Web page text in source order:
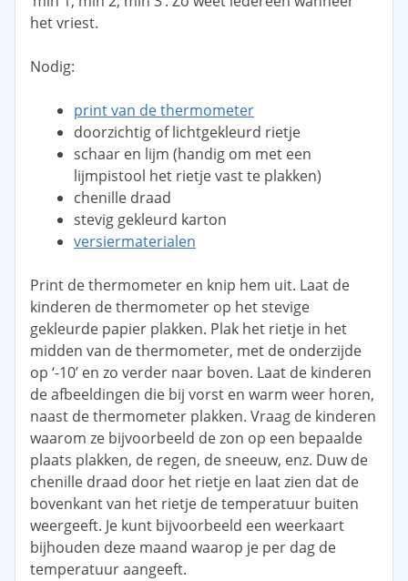
het vriest.
Nodig:
print van de thermometer
doorzichtig of lichtgekleurd rietje
schaar en lijm (handig om met een
lijmpistool het rietje vast te plakken)
chenille draad
stevig gekleurd karton
versiermaterialen
Print de thermometer en knip hem uit. Laat de
kinderen de thermometer op het stevige
gekleurde papier plakken. Plak het rietje in het
midden van de thermometer, met de onderzijde
op ‘-10’ en zo verder naar boven. Laat de kinderen
de afbeeldingen die bij vorst en warm weer horen,
naast de thermometer plakken. Vraag de kinderen
waarom ze bijvoorbeeld de zon op een bepaalde
plaats plakken, de regen, de sneeuw, enz. Duw de
chenille draad door het rietje en laat zien dat de
bovenkant van het rietje de temperatuur buiten
weergeeft. Je kunt bijvoorbeeld een weerkaart
bijhouden deze maand waarop je per dag de
temperatuur aangeeft.